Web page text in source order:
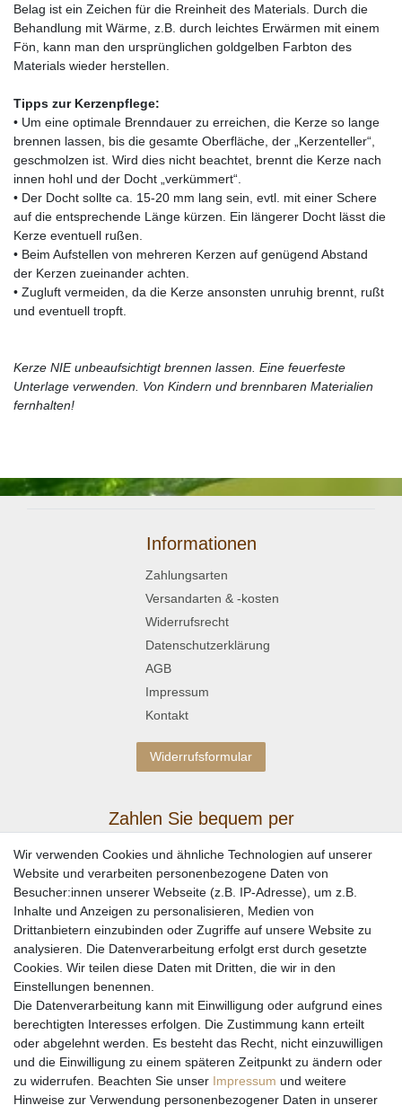
Belag ist ein Zeichen für die Rreinheit des Materials. Durch die
Behandlung mit Wärme, z.B. durch leichtes Erwärmen mit einem
Fön, kann man den ursprünglichen goldgelben Farbton des
Materials wieder herstellen.
Tipps zur Kerzenpflege:
• Um eine optimale Brenndauer zu erreichen, die Kerze so lange
brennen lassen, bis die gesamte Oberfläche, der „Kerzenteller“,
geschmolzen ist. Wird dies nicht beachtet, brennt die Kerze nach
innen hohl und der Docht „verkümmert“.
• Der Docht sollte ca. 15-20 mm lang sein, evtl. mit einer Schere
auf die entsprechende Länge kürzen. Ein längerer Docht lässt die
Kerze eventuell rußen.
• Beim Aufstellen von mehreren Kerzen auf genügend Abstand
der Kerzen zueinander achten.
• Zugluft vermeiden, da die Kerze ansonsten unruhig brennt, rußt
und eventuell tropft.
Kerze NIE unbeaufsichtigt brennen lassen. Eine feuerfeste
Unterlage verwenden. Von Kindern und brennbaren Materialien
fernhalten!
Informationen
Zahlungsarten
Versandarten & -kosten
Widerrufsrecht
Datenschutzerklärung
AGB
Impressum
Kontakt
Widerrufsformular
Zahlen Sie bequem per
Wir versenden mit
Wir verwenden Cookies und ähnliche Technologien auf unserer
Website und verarbeiten personenbezogene Daten von
Besucher:innen unserer Webseite (z.B. IP-Adresse), um z.B.
Inhalte und Anzeigen zu personalisieren, Medien von
Drittanbietern einzubinden oder Zugriffe auf unsere Website zu
analysieren. Die Datenverarbeitung erfolgt erst durch gesetzte
Cookies. Wir teilen diese Daten mit Dritten, die wir in den
Einstellungen benennen.
Die Datenverarbeitung kann mit Einwilligung oder aufgrund eines
berechtigten Interesses erfolgen. Die Zustimmung kann erteilt
oder abgelehnt werden. Es besteht das Recht, nicht einzuwilligen
und die Einwilligung zu einem späteren Zeitpunkt zu ändern oder
zu widerrufen. Beachten Sie unser Impressum und weitere
Hinweise zur Verwendung personenbezogener Daten in unserer